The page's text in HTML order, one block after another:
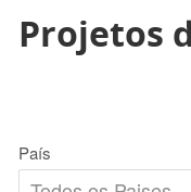
Projetos
País